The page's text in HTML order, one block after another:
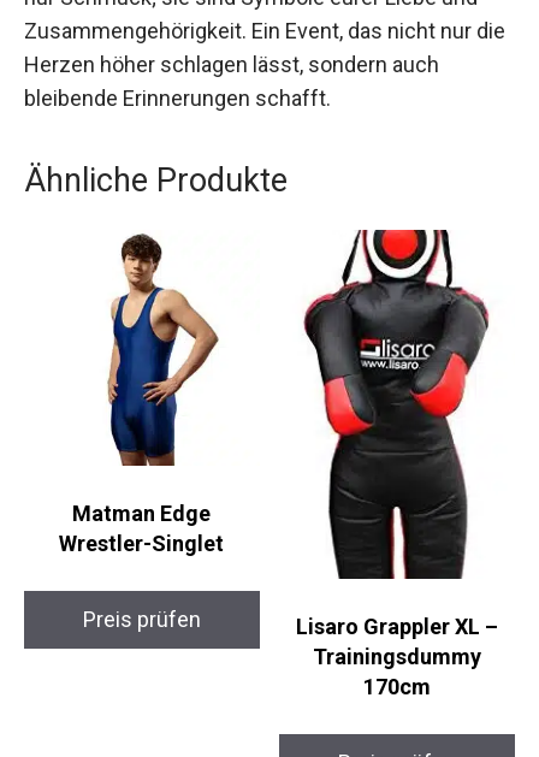
nur Schmuck; sie sind Symbole eurer Liebe und
Zusammengehörigkeit. Ein Event, das nicht nur
die Herzen höher schlagen lässt, sondern auch
Ähnliche Produkte
Matman Edge
Wrestler-Singlet
Preis prüfen
Lisaro Grappler XL –
Trainingsdummy
170cm